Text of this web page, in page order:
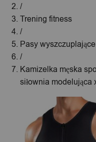
/
Trening fitness
/
Pasy
/
Kamizelka męska
siłownia modelująca